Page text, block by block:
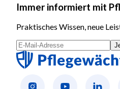
Immer informiert mit
Praktisches Wissen, neue